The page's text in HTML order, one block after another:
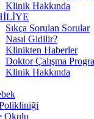
Klinik Hakkında
Sıkça Sorulan Sorular
Nasıl Gidilir?
Klinikten Haberler
Doktor Çalışma
Klinik Hakkında
Okulu